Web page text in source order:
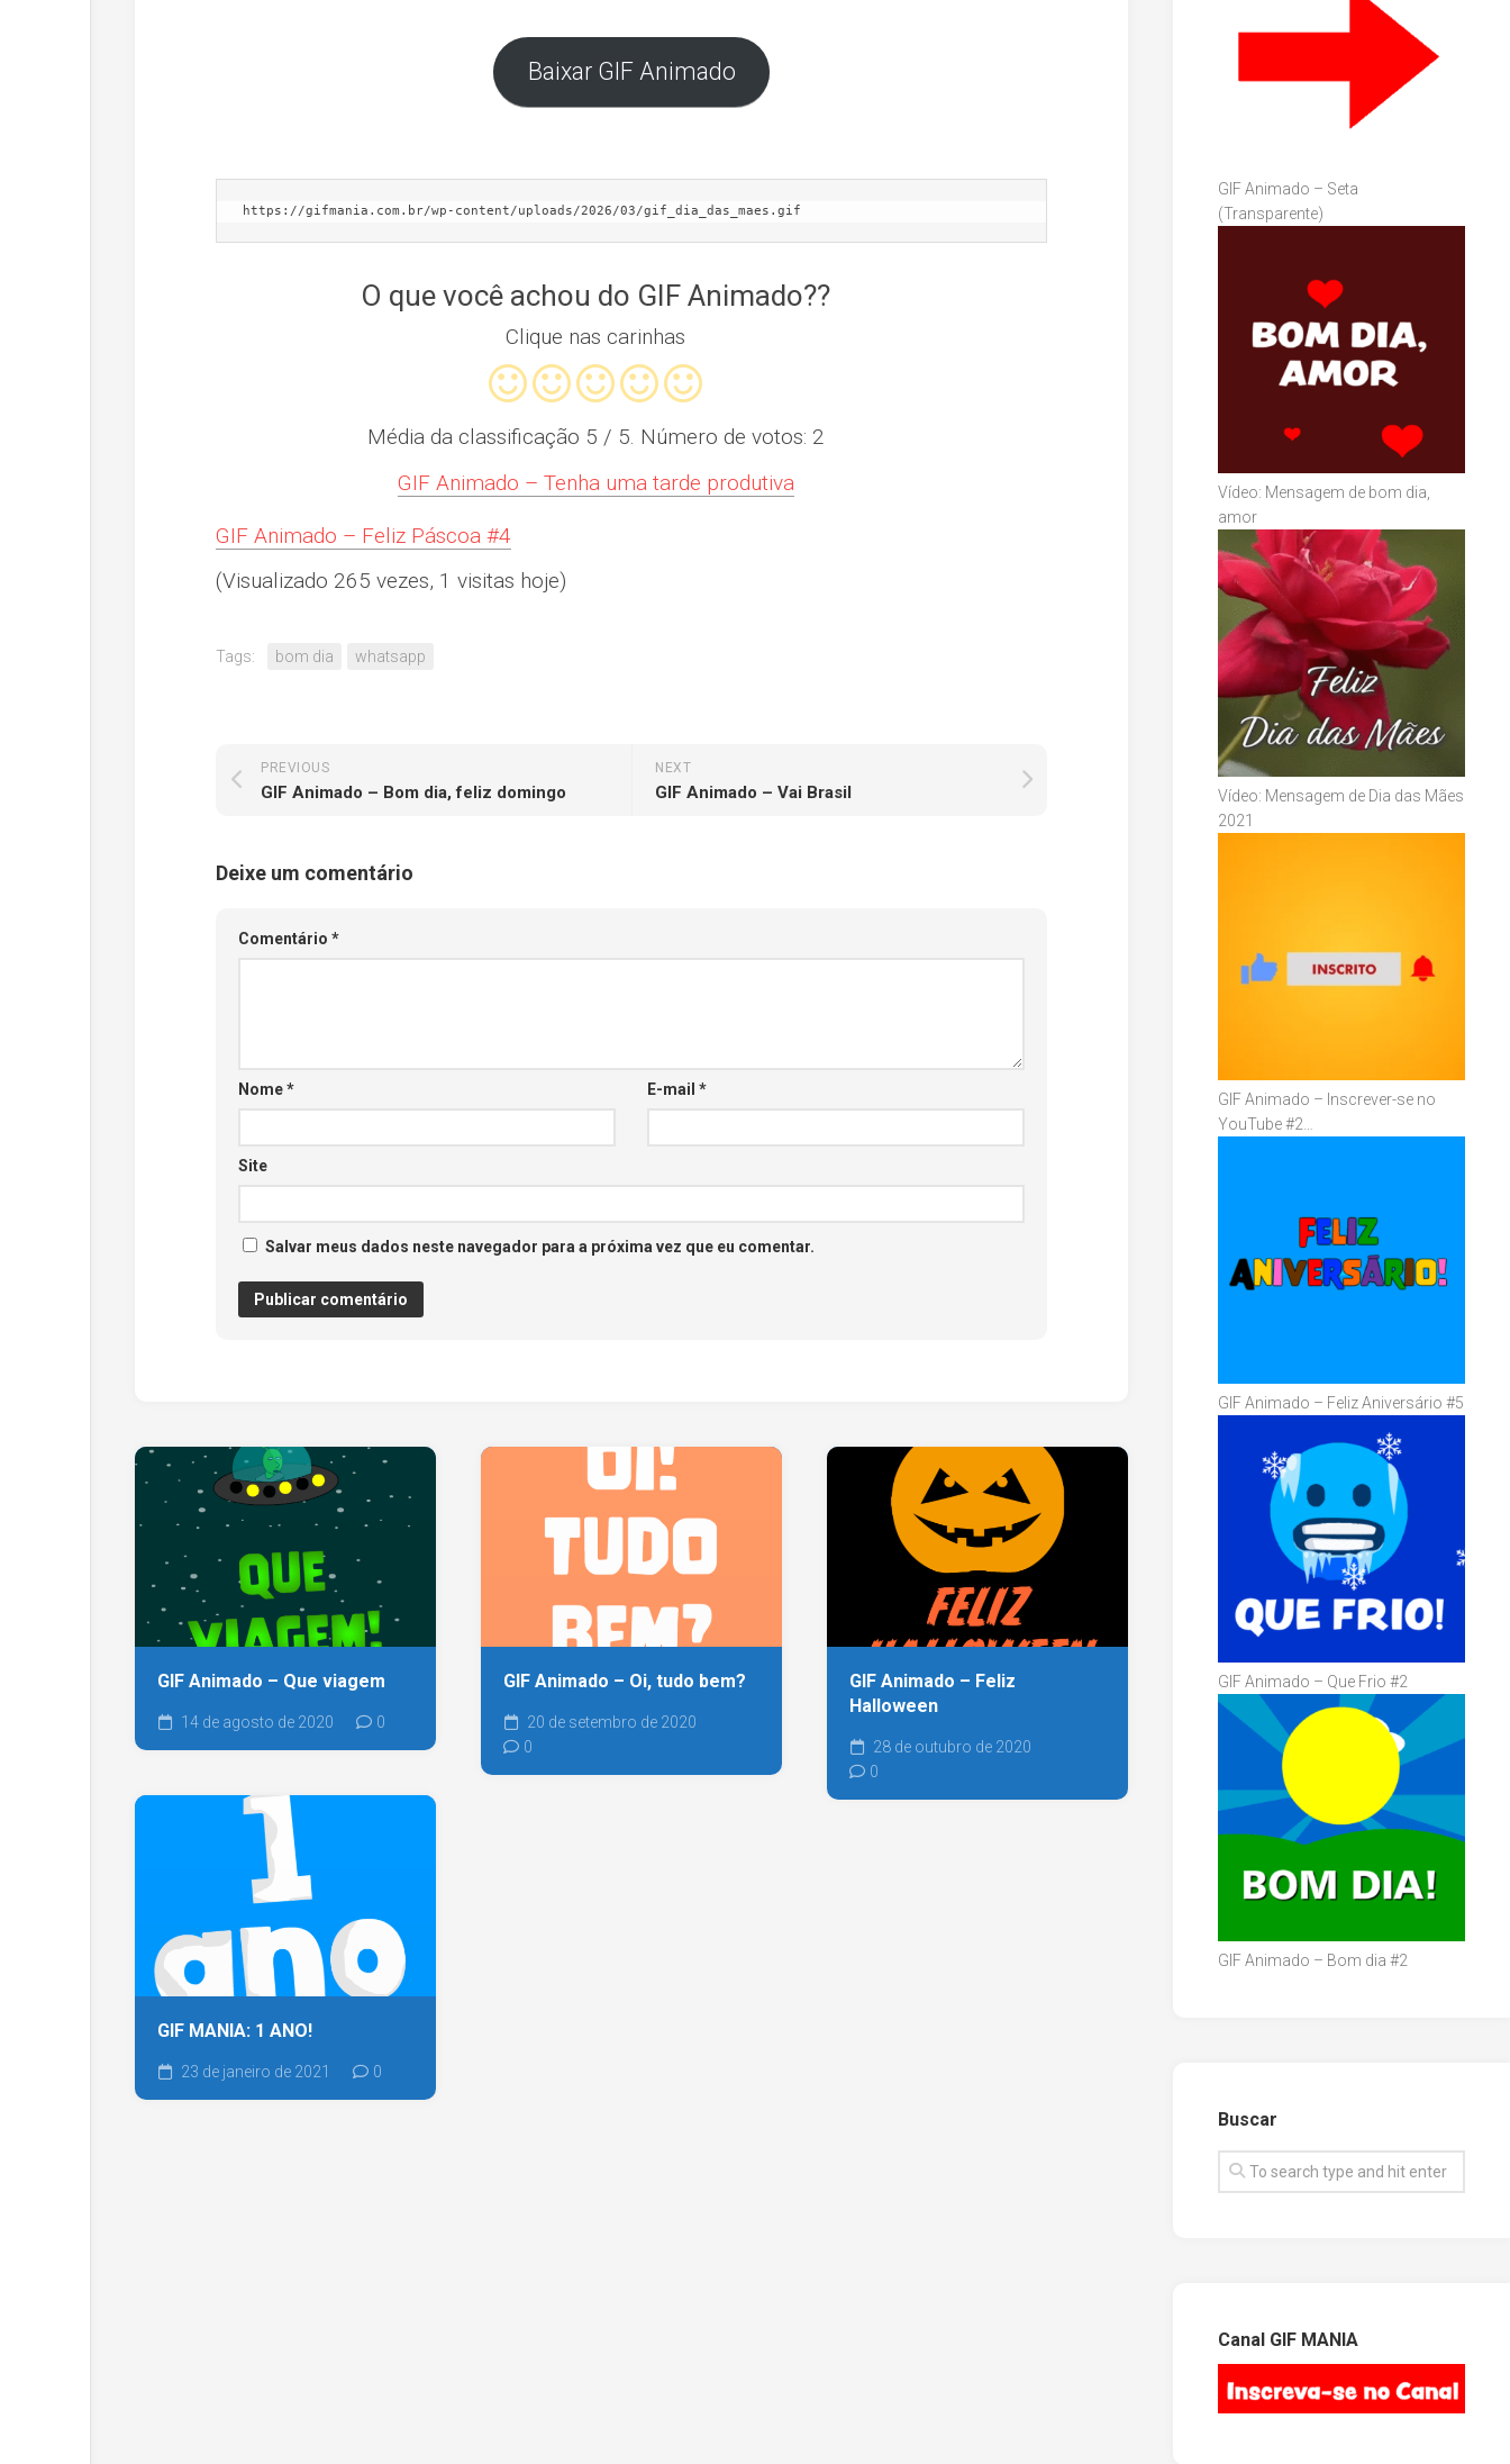
Baixar GIF Animado
https://gifmania.com.br/wp-content/uploads/2026/03/gif_dia_das_maes.gif
O que você achou do GIF Animado??
Clique nas carinhas
Média da classificação 5 / 5. Número de votos: 2
GIF Animado – Tenha uma tarde produtiva
GIF Animado – Feliz Páscoa #4
(Visualizado 265 vezes, 1 visitas hoje)
Tags: bom dia whatsapp
NEXT
GIF Animado – Vai Brasil
PREVIOUS
GIF Animado – Bom dia, feliz domingo
Deixe um comentário
Comentário *
Nome* E-mail *
Site
Salvar meus dados neste navegador para a próxima vez que eu comentar.
GIF Animado – Que viagem
14 de agosto de 2020 0
GIF Animado – Oi, tudo bem?
20 de setembro de 2020
0
GIF Animado – Feliz
Halloween
28 de outubro de 2020
0
GIF MANIA: 1 ANO!
23 de janeiro de 2021 0
GIF Animado – Seta
(Transparente)
Vídeo: Mensagem de bom dia,
amor
Vídeo: Mensagem de Dia das Mães
2021
GIF Animado – Inscrever-se no
YouTube #2…
GIF Animado – Feliz Aniversário #5
GIF Animado – Que Frio #2
GIF Animado – Bom dia #2
Buscar
Canal GIF MANIA